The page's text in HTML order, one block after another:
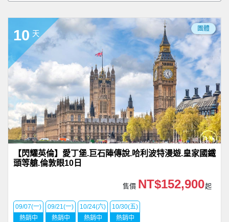
10 天
團體
【閃耀英倫】愛丁堡.巨石陣傳說.哈利波特漫遊.皇家國鐵
頭等艙.倫敦眼10日
售價 NT$152,900起
09/07(一)
熱銷中
09/21(一)
熱銷中
10/24(六)
熱銷中
10/30(五)
熱銷中